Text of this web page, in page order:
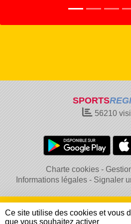
SPORTS
56210
Charte cookies
Informations légales
Signaler
Ce site utilise des cookies et vous
que vous souhaitez activer